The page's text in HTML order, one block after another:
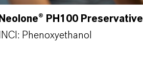
Neolone® PH100 Preservative
INCI: Phenoxyethanol